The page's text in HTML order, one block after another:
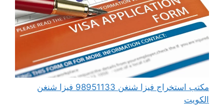
مكتب استخراج فيزا شنغن 98951133 فيزا شنغن
الكويت